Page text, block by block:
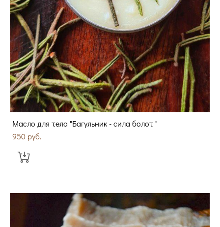
Масло для тела "Багульник - сила болот "
950 pуб.